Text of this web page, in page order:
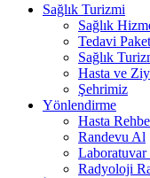
Sağlık Turizmi
Sağlık
Tedavi
Sağlık
Hasta ve
Şehrimiz
Yönlendirme
Hasta
Randevu Al
Laboratuvar
Radyoloji